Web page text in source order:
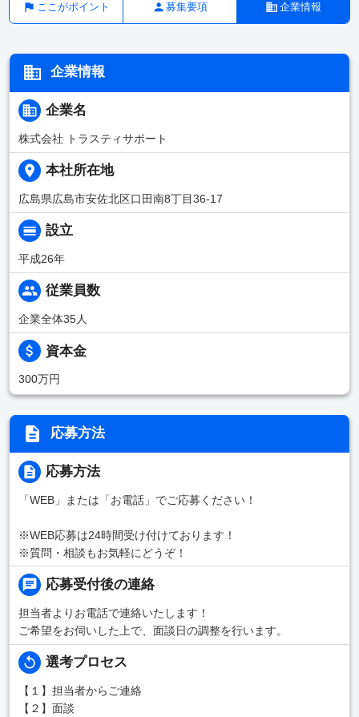
ここがポイント 募集要項 企業情報
企業情報
企業名
株式会社 トラスティサポート
本社所在地
広島県広島市安佐北区口田南8丁目36-17
設立
平成26年
従業員数
企業全体35人
資本金
300万円
応募方法
応募方法
「WEB」または「お電話」でご応募ください！
※WEB応募は24時間受け付けております！
※質問・相談もお気軽にどうぞ！
応募受付後の連絡
担当者よりお電話で連絡いたします！
ご希望をお伺いした上で、面談日の調整を行います。
選考プロセス
【１】担当者からご連絡
【２】面談